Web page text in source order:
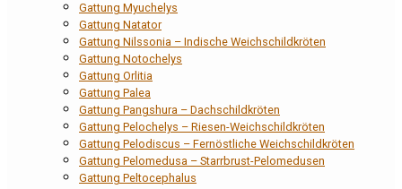
Gattung Myuchelys
Gattung Natator
Gattung Nilssonia – Indische Weichschildkröten
Gattung Notochelys
Gattung Orlitia
Gattung Palea
Gattung Pangshura – Dachschildkröten
Gattung Pelochelys – Riesen-Weichschildkröten
Gattung Pelodiscus – Fernöstliche Weichschildkröten
Gattung Pelomedusa – Starrbrust-Pelomedusen
Gattung Peltocephalus